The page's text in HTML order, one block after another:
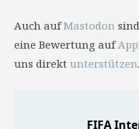
Auch aufMastodon
eine Bewertung auf
uns direkt unterstützen.